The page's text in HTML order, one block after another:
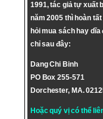
1991, tác giả tự xuất
năm 2005 thì hoàn
hỏi mua sách hay
chỉ sau đây:
Dang Chi Binh
PO Box 255-571
Dorchester, MA.
Hoặc quý vị có thể